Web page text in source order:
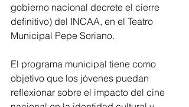
gobierno nacional decrete el cierre
definitivo) del INCAA, en el Teatro
Municipal Pepe Soriano.
El programa municipal tiene como
objetivo que los jóvenes puedan
reflexionar sobre el impacto del cine